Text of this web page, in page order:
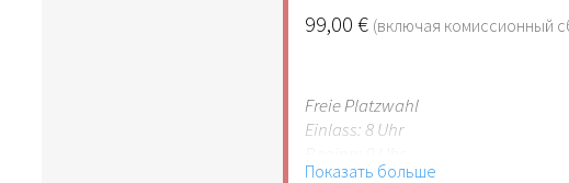
99,00 € (включая комиссионный
Freie Platzwahl
Einlass: 8 Uhr
Показать больше